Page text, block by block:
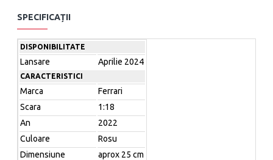
Dimensiune aprox 25 cm
Serie limitata si numerotata.
OBS: Aceasta este o Precomanda/Rezervare, livrarile se
for face aproximativ in mai-iunie 2024.
Nu este destinata copiilor sub 14 ani. Destinata exclusiv
colectionarilor.
SPECIFICAȚII
DISPONIBILITATE
Lansare Aprilie 2024
CARACTERISTICI
Marca
Ferrari
Scara
1:18
An
2022
Culoare
Rosu
Dimensiune
aprox 25 cm